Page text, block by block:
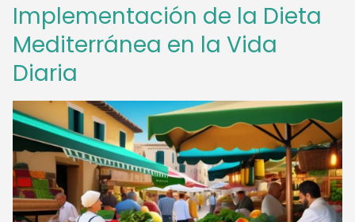
Implementación de la Dieta
Mediterránea en la Vida
Diaria